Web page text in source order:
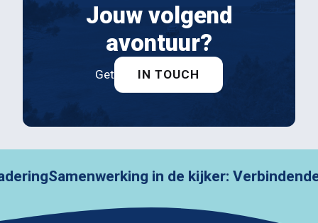
Jouw volgend
avontuur?
Get IN TOUCH
Samenwerking in de kijker: Verbindende